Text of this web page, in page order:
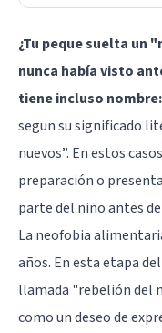
¿Tu peque suelta un
nunca había visto
tiene incluso
segun su significado
nuevos”. En estos
preparación o
parte del niño antes
La neofobia
años. En esta etapa
llamada "rebelión del
como un deseo de